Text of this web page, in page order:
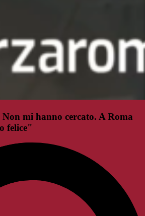
mi hanno cercato. A Roma
felice"